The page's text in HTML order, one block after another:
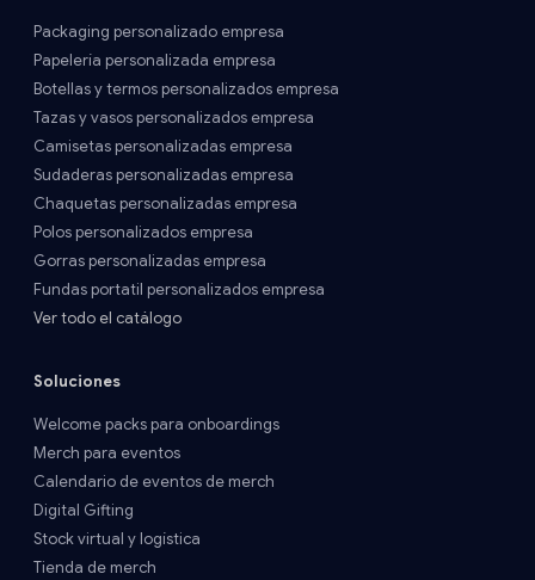
Packaging personalizado empresa
Papelería personalizada empresa
Botellas y termos personalizados empresa
Tazas y vasos personalizados empresa
Camisetas personalizadas empresa
Sudaderas personalizadas empresa
Chaquetas personalizadas empresa
Polos personalizados empresa
Gorras personalizadas empresa
Fundas portatil personalizados empresa
Ver todo el catálogo
Soluciones
Welcome packs para onboardings
Merch para eventos
Calendario de eventos de merch
Digital Gifting
Stock virtual y logística
Tienda de merch